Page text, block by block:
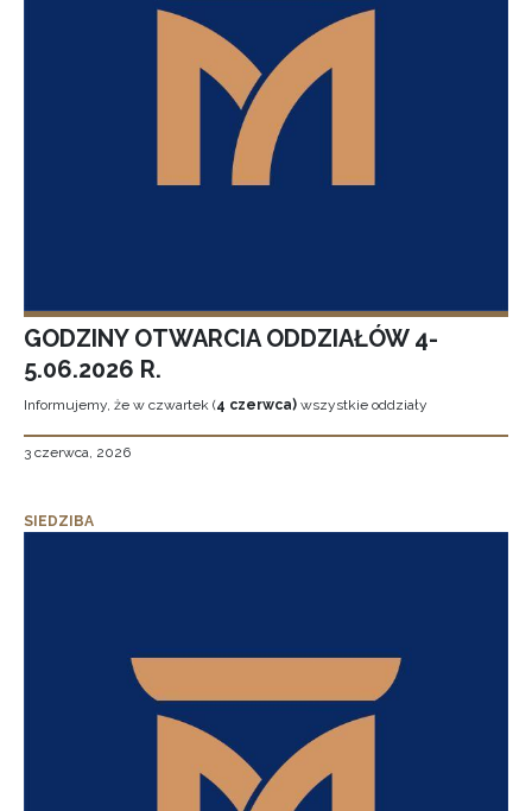
GODZINY OTWARCIA ODDZIAŁÓW 4-
5.06.2026 R.
Informujemy, że w czwartek (4 czerwca) wszystkie oddziały
3 czerwca, 2026
SIEDZIBA